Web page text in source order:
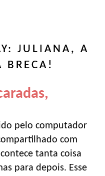
JULIANA, A
BRECA!
pelo computador
com
tanta coisa
para depois. Esse